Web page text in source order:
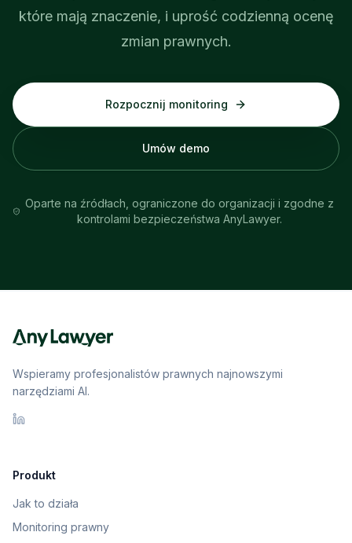
które mają znaczenie, i uprość codzienną ocenę
zmian prawnych.
Rozpocznij monitoring
Umów demo
Oparte na źródłach, ograniczone do organizacji i zgodne z
kontrolami bezpieczeństwa AnyLawyer.
Wspieramy profesjonalistów prawnych najnowszymi
narzędziami AI.
Produkt
Jak to działa
Monitoring prawny